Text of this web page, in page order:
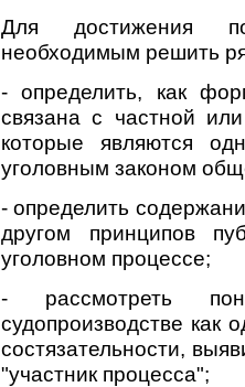
Для достижения
необходимым решить
- определить, как
связана с частной
которые являются
уголовным законом
- определить
другом принципов
уголовном процессе;
- рассмотреть
судопроизводстве как
состязательности,
"участник процесса";